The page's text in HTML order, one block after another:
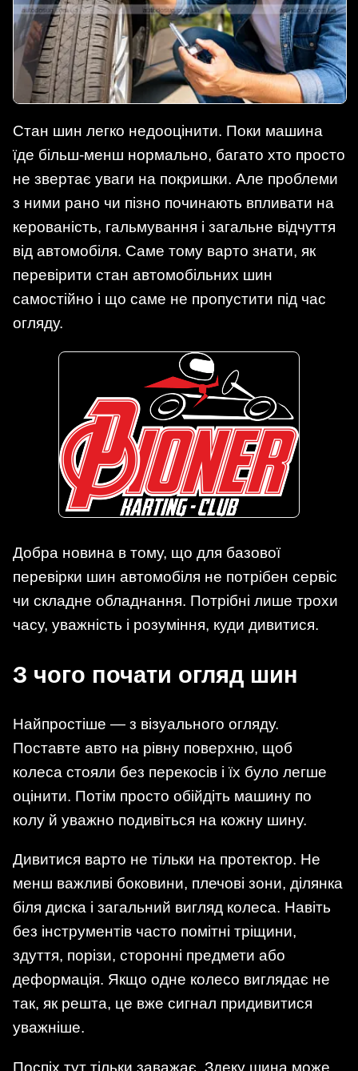
Стан шин легко недооцінити. Поки машина
їде більш-менш нормально, багато хто просто
не звертає уваги на покришки. Але проблеми
з ними рано чи пізно починають впливати на
керованість, гальмування і загальне відчуття
від автомобіля. Саме тому варто знати, як
перевірити стан автомобільних шин
самостійно і що саме не пропустити під час
огляду.
Добра новина в тому, що для базової
перевірки шин автомобіля не потрібен сервіс
чи складне обладнання. Потрібні лише трохи
часу, уважність і розуміння, куди дивитися.
З чого почати огляд шин
Найпростіше — з візуального огляду.
Поставте авто на рівну поверхню, щоб
колеса стояли без перекосів і їх було легше
оцінити. Потім просто обійдіть машину по
колу й уважно подивіться на кожну шину.
Дивитися варто не тільки на протектор. Не
менш важливі боковини, плечові зони, ділянка
біля диска і загальний вигляд колеса. Навіть
без інструментів часто помітні тріщини,
здуття, порізи, сторонні предмети або
деформація. Якщо одне колесо виглядає не
так, як решта, це вже сигнал придивитися
уважніше.
Поспіх тут тільки заважає. Здеку шина може